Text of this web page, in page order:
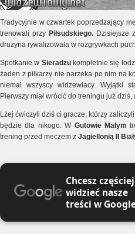
Tradycyjnie w czwartek poprzedzający
trenowali przy Piłsudskiego. Dzisiejsze
drużyna rywalizowała w rozgrywkach
Spotkanie w Sieradzukompletnie się
żaden z piłkarzy nie narzeka po nim na
niemal wszyscy widzewiacy. Wyjątki
Pierwszy miał wrócić do treningu już
Lżej ćwiczyli dziś ci gracze, którzy
będzie dla nikogo. W Gutowie Małym
trening przed meczem z Jagiellonią II
Chcesz częściej
widzieć nasze
treści w